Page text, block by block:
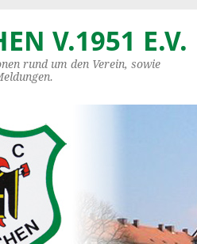
V.1951 E.V.
rund um den Verein, sowie